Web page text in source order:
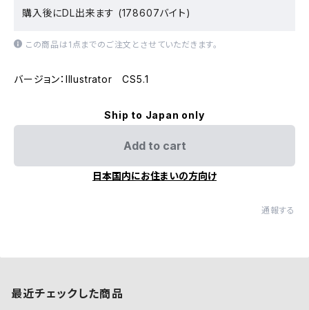
購入後にDL出来ます (178607バイト)
この商品は1点までのご注文とさせていただきます。
バージョン：Illustrator CS5.1
Ship to Japan only
Add to cart
日本国内にお住まいの方向け
通報する
最近チェックした商品